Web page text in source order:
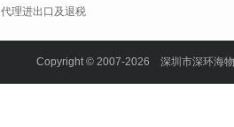
代理进出口及退税
Copyright © 2007-2026 深圳市深环海